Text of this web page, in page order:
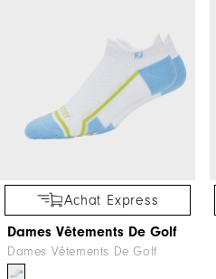
Achat Express
Dames Vêtements De Golf
Dames Vêtements De Golf